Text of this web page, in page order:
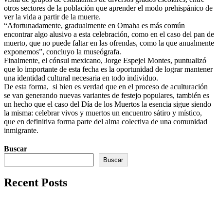
otros sectores de la población que aprender el modo prehispánico de
ver la vida a partir de la muerte.
“Afortunadamente, gradualmente en Omaha es más común
encontrar algo alusivo a esta celebración, como en el caso del pan de
muerto, que no puede faltar en las ofrendas, como la que anualmente
exponemos”, concluyo la museógrafa.
Finalmente, el cónsul mexicano, Jorge Espejel Montes, puntualizó
que lo importante de esta fecha es la oportunidad de lograr mantener
una identidad cultural necesaria en todo individuo.
De esta forma, si bien es verdad que en el proceso de aculturación
se van generando nuevas variantes de festejo populares, también es
un hecho que el caso del Día de los Muertos la esencia sigue siendo
la misma: celebrar vivos y muertos un encuentro sátiro y místico,
que en definitiva forma parte del alma colectiva de una comunidad
inmigrante.
Buscar
Buscar
Recent Posts